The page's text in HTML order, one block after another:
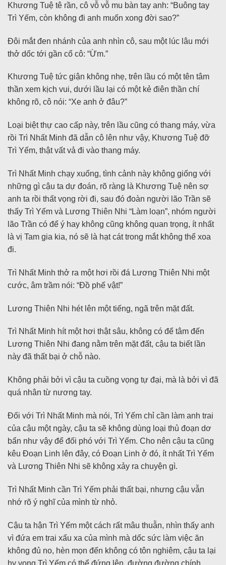
Khương Tuệ tê rần, cô vỗ vỗ mu bàn tay anh: “Buông tay
Trì Yếm, còn không đi anh muốn xong đời sao?”
Đôi mắt đen nhánh của anh nhìn cô, sau một lúc lâu mới
thở dốc tới gần cổ cô: “Ừm.”
Khương Tuệ tức giận không nhẹ, trên lầu có một tên tâm
thần xem kịch vui, dưới lầu lại có một kẻ điên thần chí
không rõ, cô nói: “Xe anh ở đâu?”
Loại biệt thự cao cấp này, trên lầu cũng có thang máy, vừa
rồi Trì Nhất Minh đã dẫn cô lên như vậy, Khương Tuệ đỡ
Trì Yếm, thật vất vả đi vào thang máy.
Trì Nhất Minh chạy xuống, tình cảnh này không giống với
những gì cậu ta dự đoán, rõ ràng là Khương Tuệ nên sợ
anh ta rồi thất vọng rời đi, sau đó đoàn người lão Trần sẽ
thấy Trì Yếm và Lương Thiên Nhi “Làm loạn”, nhóm người
lão Trần có để ý hay không cũng không quan trọng, ít nhất
là vị Tam gia kia, nó sẽ là hạt cát trong mắt không thể xoa
đi.
Trì Nhất Minh thở ra một hơi rồi đá Lương Thiên Nhi một
cước, âm trầm nói: “Đồ phế vật!”
Lương Thiên Nhi hét lên một tiếng, ngã trên mặt đất.
Trì Nhất Minh hít một hơi thật sâu, không có để tâm đến
Lương Thiên Nhi đang nằm trên mặt đất, cậu ta biết lần
này đã thất bại ở chỗ nào.
Không phải bởi vì cậu ta cuồng vọng tự đại, mà là bởi vì đã
quá nhân từ nương tay.
Đối với Trì Nhất Minh mà nói, Trì Yếm chỉ cần làm anh trai
của cậu một ngày, cậu ta sẽ không dùng loại thủ đoạn dơ
bẩn như vậy để đối phó với Trì Yếm. Cho nên cậu ta cũng
kêu Đoạn Linh lên đây, có Đoạn Linh ở đó, ít nhất Trì Yếm
và Lương Thiên Nhi sẽ không xảy ra chuyện gì.
Trì Nhất Minh cần Trì Yếm phải thất bại, nhưng cậu vẫn
nhớ rõ ý nghĩ của mình từ nhỏ.
Cậu ta hận Trì Yếm một cách rất mâu thuẫn, nhìn thấy anh
vì đứa em trai xấu xa của mình mà dốc sức làm việc ăn
không đủ no, hèn mọn đến không có tôn nghiêm, cậu ta lại
hy vọng Trì Yếm có thể đứng lên, đường đường chính